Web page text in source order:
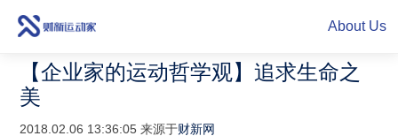
About Us
【企业家的运动哲学观】追求生命之
美
2018.02.06 13:36:05 来源于财新网